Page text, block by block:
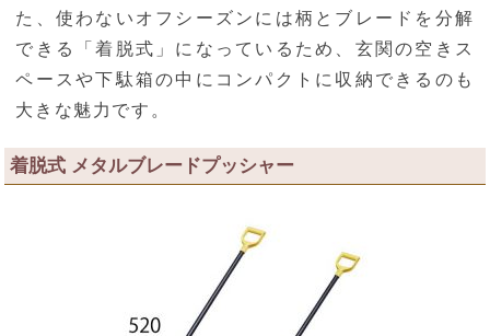
た、使わないオフシーズンには柄とブレードを分解
できる「着脱式」になっているため、玄関の空きス
ペースや下駄箱の中にコンパクトに収納できるのも
大きな魅力です。
着脱式 メタルブレードプッシャー